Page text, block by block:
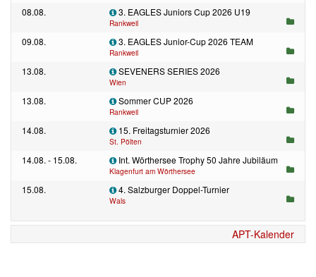
08.08. 3. EAGLES Juniors Cup 2026 U19
Rankweil
09.08. 3. EAGLES Junior-Cup 2026 TEAM
Rankweil
13.08. SEVENERS SERIES 2026
Wien
13.08. Sommer CUP 2026
Rankweil
14.08. 15. Freitagsturnier 2026
St. Pölten
14.08. - 15.08. Int. Wörthersee Trophy 50 Jahre Jubiläum
Klagenfurt am Wörthersee
15.08. 4. Salzburger Doppel-Turnier
Wals
APT-Kalender